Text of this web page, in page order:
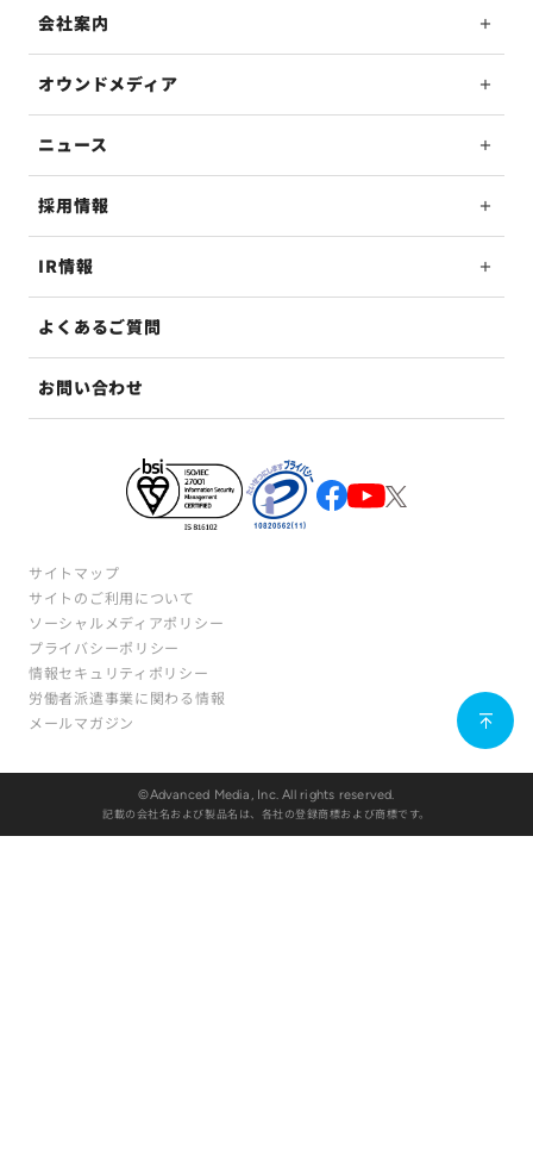
会社案内
オウンドメディア
ニュース
採用情報
IR情報
よくあるご質問
お問い合わせ
サイトマップ
サイトのご利用について
ソーシャルメディアポリシー
プライバシーポリシー
情報セキュリティポリシー
労働者派遣事業に関わる情報
メールマガジン
©Advanced Media, Inc. All rights reserved.
記載の会社名および製品名は、各社の登録商標および商標です。